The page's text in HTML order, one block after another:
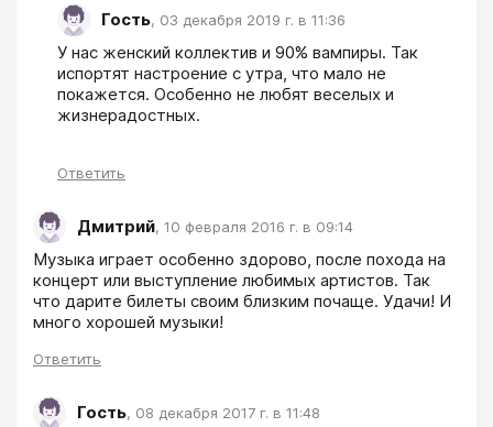
Гость, 03 декабря 2019 г. в 11:36
У нас женский коллектив и 90% вампиры. Так
испортят настроение с утра, что мало не
покажется. Особенно не любят веселых и
жизнерадостных.
Ответить
Дмитрий, 10 февраля 2016 г. в 09:14
Музыка играет особенно здорово, после похода на
концерт или выступление любимых артистов. Так
что дарите билеты своим близким почаще. Удачи! И
много хорошей музыки!
Ответить
Гость, 08 декабря 2017 г. в 11:48